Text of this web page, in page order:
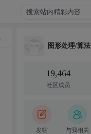
图形处理/算法
19,464
社区成员
发帖 与我相关